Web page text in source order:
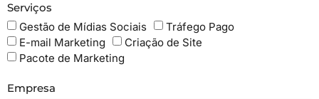
Serviços
Gestão de Mídias Sociais
Tráfego Pago
E-mail Marketing
Criação de Site
Pacote de Marketing
Empresa